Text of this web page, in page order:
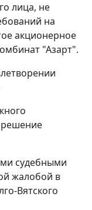
лица, не
на
акционерное
"Азарт".
решение
судебными
жалобой в
Вятского